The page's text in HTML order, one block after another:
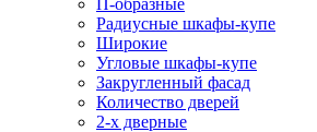
П-образные
Радиусные шкафы-купе
Широкие
Угловые шкафы-купе
Закругленный фасад
Количество дверей
2-х дверные